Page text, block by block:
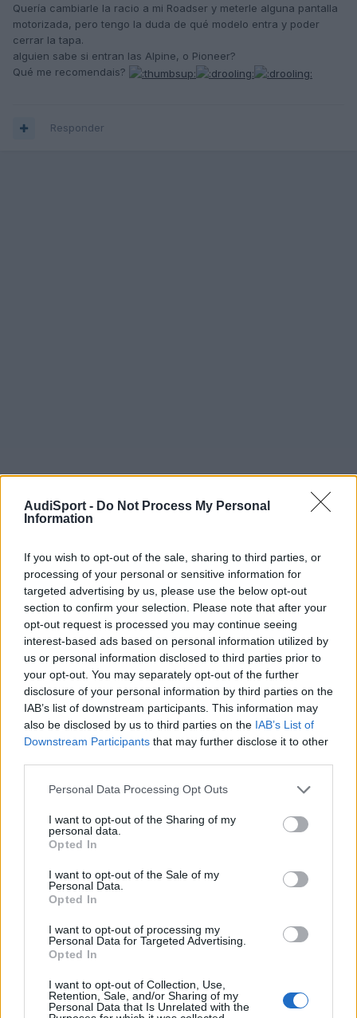
AudiSport - Do Not Process My Personal
Information
If you wish to opt-out of the sale, sharing to third parties, or
processing of your personal or sensitive information for
targeted advertising by us, please use the below opt-out
section to confirm your selection. Please note that after your
opt-out request is processed you may continue seeing
interest-based ads based on personal information utilized by
us or personal information disclosed to third parties prior to
your opt-out. You may separately opt-out of the further
disclosure of your personal information by third parties on the
IAB’s list of downstream participants. This information may
also be disclosed by us to third parties on the IAB’s List of
Downstream Participants that may further disclose it to other
Personal Data Processing Opt Outs
I want to opt-out of the Sharing of my
personal data.
Opted In
I want to opt-out of the Sale of my
Personal Data.
Opted In
I want to opt-out of processing my
Personal Data for Targeted Advertising.
Opted In
I want to opt-out of Collection, Use,
Retention, Sale, and/or Sharing of my
Personal Data that Is Unrelated with the
Quería cambiarle la racio a mi Roadser y meterle alguna pantalla
motorizada, pero tengo la duda de qué modelo entra y poder
cerrar la tapa.
alguien sabe si entran las Alpine, o Pioneer?
Qué me recomendais?
Responder
GOTT43
Publicado27 de Agosto del 2010
Hola:
Kenwood KVT-627:
Yo he puesto un alpine IVA-D106R con modulo de navegación
NVE-M300P pvp instalación (1000e) y cerrar no cierra la
es genial!!!.